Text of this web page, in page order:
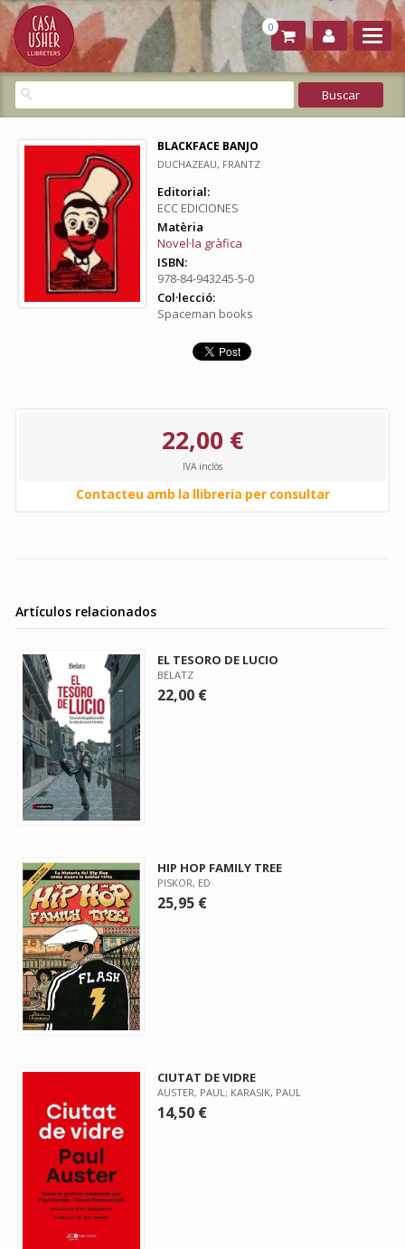
0
BLACKFACE BANJO
DUCHAZEAU, FRANTZ
Editorial:
ECC EDICIONES
Matèria
Novel·la gràfica
ISBN:
978-84-943245-5-0
Col·lecció:
Spaceman books
22,00 €
IVA inclòs
Contacteu amb la llibreria per consultar
Artículos relacionados
EL TESORO DE LUCIO
BELATZ
22,00 €
HIP HOP FAMILY TREE
PISKOR, ED
25,95 €
CIUTAT DE VIDRE
AUSTER, PAUL; KARASIK, PAUL
14,50 €